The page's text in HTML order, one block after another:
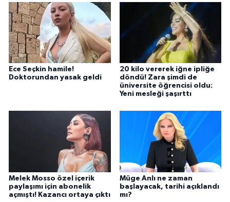
Ece Seçkin hamile!
Doktorundan yasak geldi
20 kilo vererek iğne ipliğe
döndü! Zara şimdi de
üniversite öğrencisi oldu:
Yeni mesleği şaşırttı
Melek Mosso özel içerik
paylaşımı için abonelik
açmıştı! Kazancı ortaya çıktı
Müge Anlı ne zaman
başlayacak, tarihi açıklandı
mı?